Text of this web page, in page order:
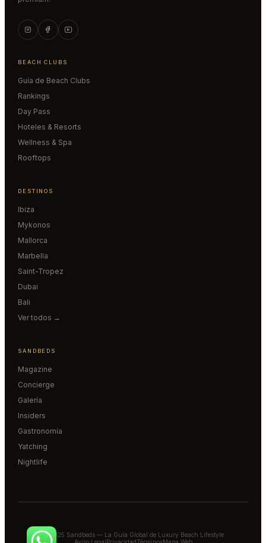
BEACH CLUBS
Guía de Beach Clubs
Rankings
Day Pass
Hoteles & Resorts
Wellness & Spa
Rooftops
DESTINOS
Ibiza
Mykonos
Mallorca
Marbella
Saint-Tropez
Dubai
Bali
Ver todos →
SANDBEDS
Magazine
Concierge
Galería
Insiders
Gastronomía
Yatching
Nightlife
© 2025 Sandbeds — La Guía Global de Luxury Beach Lifestyle
Aviso LegalPrivacidadTérminosMapa Web